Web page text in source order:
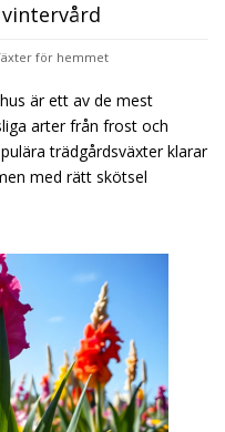
för hemmet
är ett av de mest
arter från frost och
trädgårdsväxter klarar
med rätt skötsel